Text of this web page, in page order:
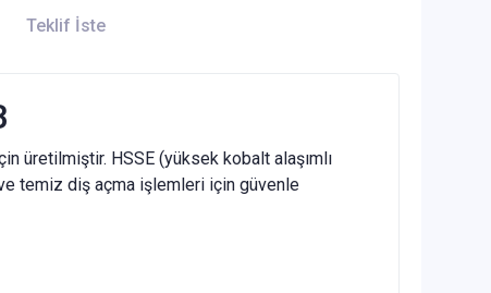
Teklif İste
üretilmiştir. HSSE (yüksek kobalt alaşımlı
temiz diş açma işlemleri için güvenle